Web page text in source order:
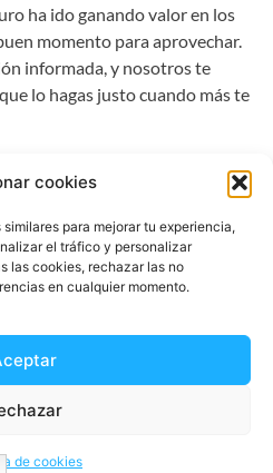
cookies
para mejorar tu experiencia,
el tráfico y personalizar
las cookies, rechazar las no
en cualquier momento.
de cookies
ha ido ganando valor en los
momento para aprovechar.
informada, y nosotros te
lo hagas justo cuando más te
empezar a
de lo que crees! Hemos
sea sencillísimo, sin